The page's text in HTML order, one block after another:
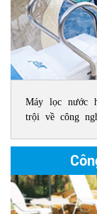
Máy lọc nước
trội về công